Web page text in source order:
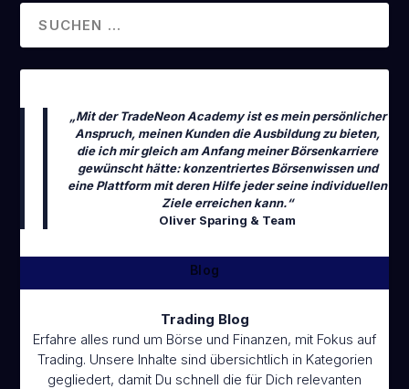
„Mit der TradeNeon Academy ist es mein persönlicher
Anspruch, meinen Kunden die Ausbildung zu bieten,
die ich mir gleich am Anfang meiner Börsenkarriere
gewünscht hätte: konzentriertes Börsenwissen und
eine Plattform mit deren Hilfe jeder seine individuellen
Ziele erreichen kann.“
Oliver Sparing & Team
Blog
Trading Blog
Erfahre alles rund um Börse und Finanzen, mit Fokus auf
Trading. Unsere Inhalte sind übersichtlich in Kategorien
gegliedert, damit Du schnell die für Dich relevanten